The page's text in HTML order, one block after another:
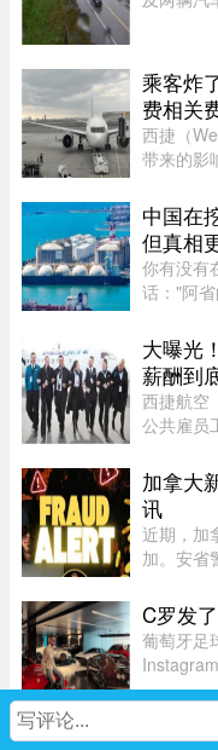
处。目前
乘客炸
费相关
西捷（
带来的影
一，
营。但公
中国在
但真相
你有没有
话："阿
片，看起
答案很简
大曝光
薪酬到
西捷航空
公共雇员
西捷航空
服务员薪
加拿大
讯
近期，加
加。安省
府机构，
告。加
C罗发
葡萄牙足
toys（我
议。画
Royce、
首页 我